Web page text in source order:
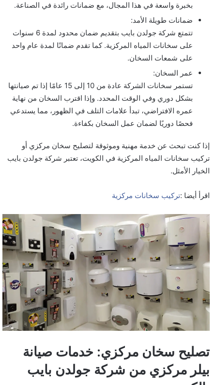
بخبرة واسعة في هذا المجال، مع ضمانات رائدة في الصناعة.
ضمانات طويلة الأمد:
تتمتع شركة جولدن بايب بتقديم ضمان محدود لمدة 6 سنوات
على سخانات المياه المركزية. كما تقدم ضمانًا لمدة عام واحد
على شمعات السخان.
عمر السخان:
تستمر سخانات الشركة عادة من 10 إلى 15 عامًا إذا تم صيانتها
بشكل دوري وفي الوقت المحدد. وإذا اقترب السخان من نهاية
عمره الافتراضي، تبدأ علامات التلف في الظهور، مما يستدعي
فحصًا دوريًا لضمان عمل السخان بكفاءة.
إذا كنت تبحث عن خدمة مهنية وموثوقة لتصليح سخان مركزي أو
تركيب سخانات المياه المركزية في الكويت، تعتبر شركة جولدن بايب
الخيار الأمثل.
اقرأ أيضا :تركيب سخانات مركزية
تصليح سخان مركزي: خدمات صيانة
بيلر مركزي من شركة جولدن بايب